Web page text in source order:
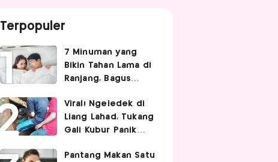
Terpopuler
7 Minuman yang
Bikin Tahan Lama di
Ranjang, Bagus
Hubungan Intim
Viral! Ngeledek di
Liang Lahad, Tukang
Gali Kubur Panik
Pantang Makan Satu